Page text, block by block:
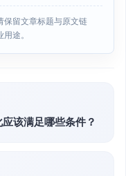
保留文章标题与原文链
途。
该满足哪些条件？